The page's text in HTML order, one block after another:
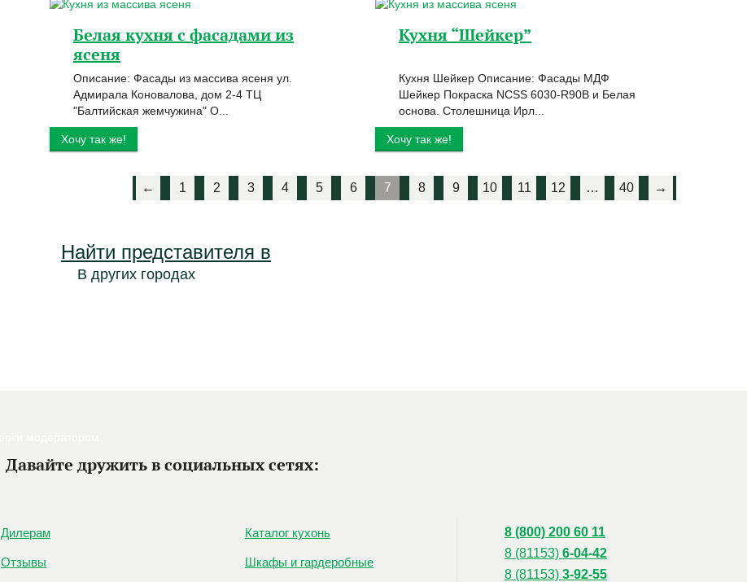
Белая кухня с фасадами из
ясеня
Описание: Фасады из массива ясеня ул.
Адмирала Коновалова, дом 2-4 ТЦ
"Балтийская жемчужина" О...
Хочу так же!
Кухня “Шейкер”
Кухня Шейкер Описание: Фасады МДФ
Шейкер Покраска NCSS 6030-R90B и Белая
основа. Столешница Ирл...
Хочу так же!
← 1 2 3 4 5 6 7 8 9 10 11 12 … 40 →
Найти представителя в
В других городах
Давайте дружить в социальных сетях:
Дилерам
Отзывы
Каталог кухонь
Шкафы и гардеробные
8 (800) 200 60 11
8 (81153) 6-04-42
8 (81153) 3-92-55